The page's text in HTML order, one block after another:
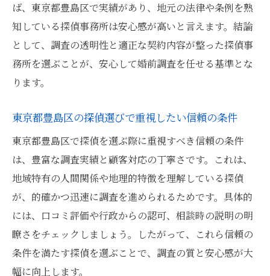
探偵に婚前調査を依頼した際の費用体系と
相場
結婚調査探偵サービスの料金と追加費用の
把握方法
ポイント
探偵依頼で発生する結婚前調査の費用明細
を解説
身元確認なら婚前調査が有効な理由とは
探偵による婚前調査が身元確認に強い理由
を解説
結婚相手の身辺調査に探偵を選ぶメリット
とは
ば、東京都豊島区で実績があり、地元の法律や条例を熟
知している探偵事務所は安心感が高いと言えます。結論
として、調査の透明性と適正な契約内容が整った探偵事
務所を選ぶことが、安心して婚前調査を任せる基準とな
ります。
東京都豊島区の探偵選びで重視したい信頼の条件
東京都豊島区で探偵を選ぶ際に重視すべき信頼の条件
は、豊富な調査実績と顧客対応の丁寧さです。これは、
地域特有の人間関係や地理的特徴を理解している探偵
が、的確かつ迅速に調査を進められるためです。具体的
には、口コミ評価や行政からの認可、相談時の説明の明
瞭さをチェックしましょう。したがって、これら信頼の
条件を満たす探偵を選ぶことで、調査の質と安心感が大
幅に向上します。